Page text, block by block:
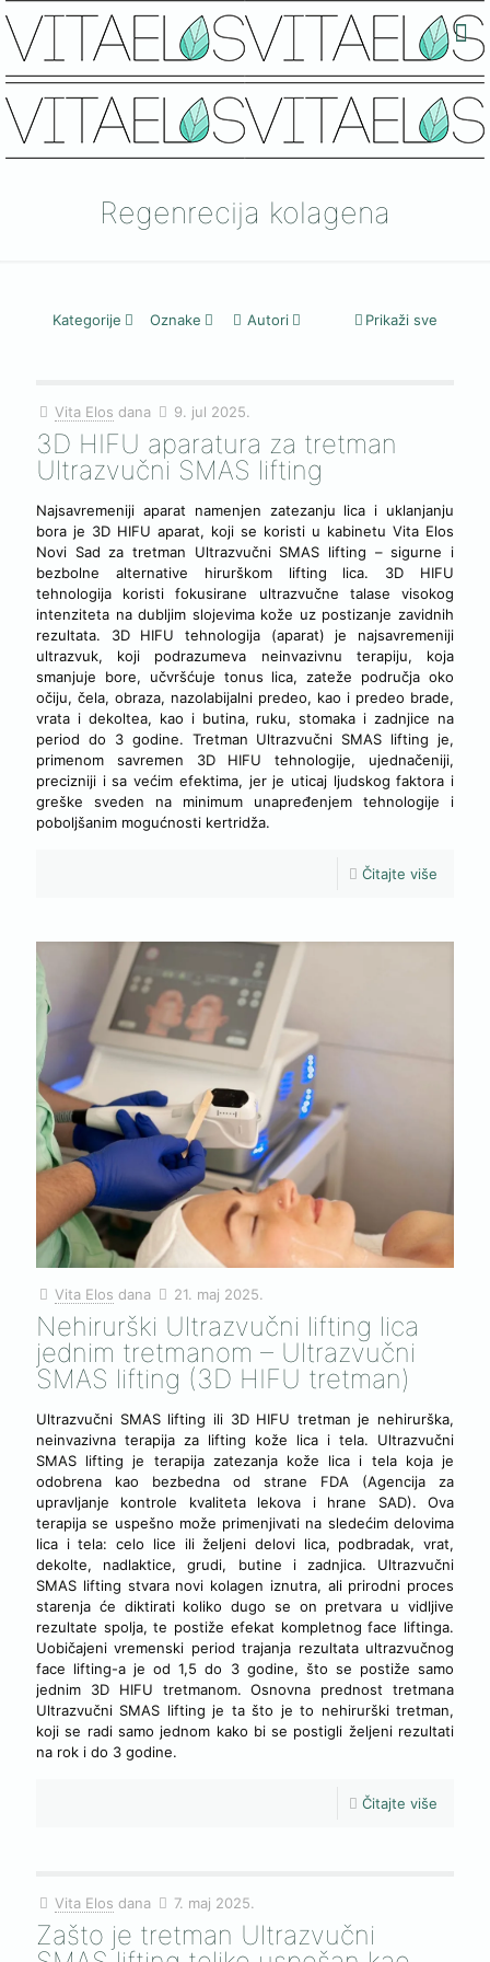
Regenrecija kolagena
Kategorije Oznake Autori Prikaži sve
Vita Elos dana 9. jul 2025.
3D HIFU aparatura za tretman
Ultrazvučni SMAS lifting
Najsavremeniji aparat namenjen zatezanju lica i uklanjanju
bora je 3D HIFU aparat, koji se koristi u kabinetu Vita Elos
Novi Sad za tretman Ultrazvučni SMAS lifting – sigurne i
bezbolne alternative hirurškom lifting lica. 3D HIFU
tehnologija koristi fokusirane ultrazvučne talase visokog
intenziteta na dubljim slojevima kože uz postizanje zavidnih
rezultata. 3D HIFU tehnologija (aparat) je najsavremeniji
ultrazvuk, koji podrazumeva neinvazivnu terapiju, koja
smanjuje bore, učvršćuje tonus lica, zateže područja oko
očiju, čela, obraza, nazolabijalni predeo, kao i predeo brade,
vrata i dekoltea, kao i butina, ruku, stomaka i zadnjice na
period do 3 godine. Tretman Ultrazvučni SMAS lifting je,
primenom savremen 3D HIFU tehnologije, ujednačeniji,
precizniji i sa većim efektima, jer je uticaj ljudskog faktora i
greške sveden na minimum unapređenjem tehnologije i
poboljšanim mogućnosti kertridža.
Čitajte više
Vita Elos dana 21. maj 2025.
Nehirurški Ultrazvučni lifting lica
jednim tretmanom – Ultrazvučni
SMAS lifting (3D HIFU tretman)
Ultrazvučni SMAS lifting ili 3D HIFU tretman je nehirurška,
neinvazivna terapija za lifting kože lica i tela. Ultrazvučni
SMAS lifting je terapija zatezanja kože lica i tela koja je
odobrena kao bezbedna od strane FDA (Agencija za
upravljanje kontrole kvaliteta lekova i hrane SAD). Ova
terapija se uspešno može primenjivati na sledećim delovima
lica i tela: celo lice ili željeni delovi lica, podbradak, vrat,
dekolte, nadlaktice, grudi, butine i zadnjica. Ultrazvučni
SMAS lifting stvara novi kolagen iznutra, ali prirodni proces
starenja će diktirati koliko dugo se on pretvara u vidljive
rezultate spolja, te postiže efekat kompletnog face liftinga.
Uobičajeni vremenski period trajanja rezultata ultrazvučnog
face lifting-a je od 1,5 do 3 godine, što se postiže samo
jednim 3D HIFU tretmanom. Osnovna prednost tretmana
Ultrazvučni SMAS lifting je ta što je to nehirurški tretman,
koji se radi samo jednom kako bi se postigli željeni rezultati
na rok i do 3 godine.
Čitajte više
Vita Elos dana 7. maj 2025.
Zašto je tretman Ultrazvučni